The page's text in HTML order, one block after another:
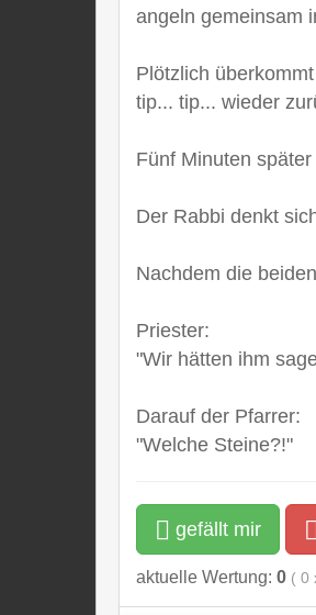
angeln gemeinsam
Plötzlich
tip... tip... wieder
Fünf Minuten
Der Rabbi denkt
Nachdem die
Priester:
"Wir hätten ihm
Darauf der Pfarrer:
"Welche Steine?!"
gefällt mir
aktuelle Wertung: 0 ( 0